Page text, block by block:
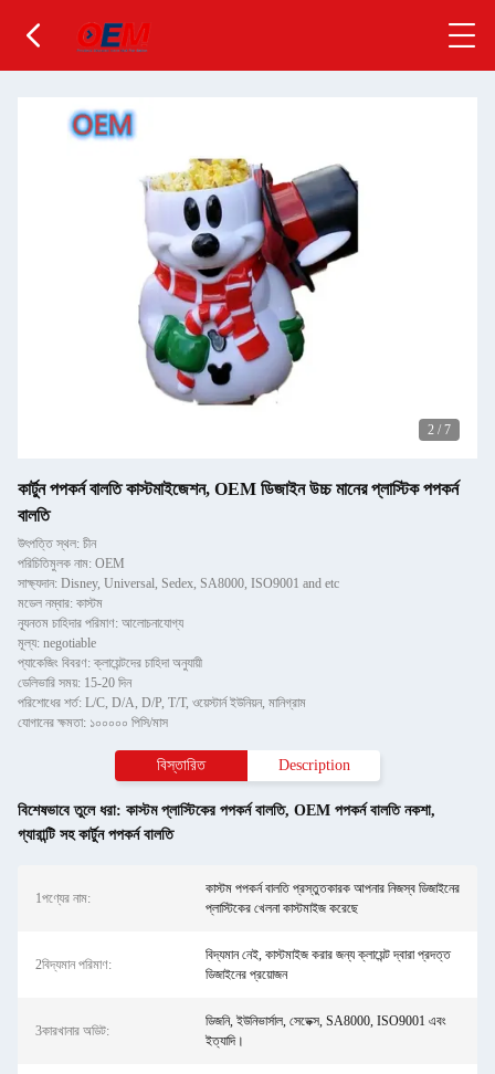
2 / 7
কার্টুন পপকর্ন বালতি কাস্টমাইজেশন, OEM ডিজাইন উচ্চ মানের প্লাস্টিক পপকর্ন
বালতি
উৎপত্তি স্থল: চীন
পরিচিতিমুলক নাম: OEM
সাক্ষ্যদান: Disney, Universal, Sedex, SA8000, ISO9001 and etc
মডেল নম্বার: কাস্টম
ন্যূনতম চাহিদার পরিমাণ: আলোচনাযোগ্য
মূল্য: negotiable
প্যাকেজিং বিবরণ: ক্লায়েন্টদের চাহিদা অনুযায়ী
ডেলিভারি সময়: 15-20 দিন
পরিশোধের শর্ত: L/C, D/A, D/P, T/T, ওয়েস্টার্ন ইউনিয়ন, মানিগ্রাম
যোগানের ক্ষমতা: ১০০০০০ পিসি/মাস
বিস্তারিত Description
বিশেষভাবে তুলে ধরা: কাস্টম প্লাস্টিকের পপকর্ন বালতি, OEM পপকর্ন বালতি নকশা,
গ্যারান্টি সহ কার্টুন পপকর্ন বালতি
1পণ্যের নাম:
কাস্টম পপকর্ন বালতি প্রস্তুতকারক আপনার নিজস্ব ডিজাইনের
প্লাস্টিকের খেলনা কাস্টমাইজ করেছে
2বিদ্যমান পরিমাণ:
বিদ্যমান নেই, কাস্টমাইজ করার জন্য ক্লায়েন্ট দ্বারা প্রদত্ত
ডিজাইনের প্রয়োজন
3কারখানার অডিট:
ডিজনি, ইউনিভার্সাল, সেডেক্স, SA8000, ISO9001 এবং
ইত্যাদি।